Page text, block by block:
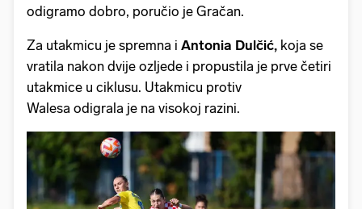
odigramo dobro, poručio je Gračan.
Za utakmicu je spremna i Antonia Dulčić, koja se
vratila nakon dvije ozljede i propustila je prve četiri
utakmice u ciklusu. Utakmicu protiv
Walesa odigrala je na visokoj razini.